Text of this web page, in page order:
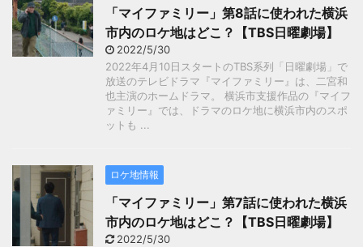
「マイファミリー」第8話に使われた横浜
市内のロケ地はどこ？【TBS日曜劇場】
2022/5/30
2022年4月10日スタートのTBS系列「日曜劇場」で
放送のテレビドラマ『マイファミリー』は、二宮和
也主演のホームドラマ。 横浜市支援作品の『マイフ
ァミリー』では、ドラマのロケ地に横浜市内のスポ
ットも ...
ロケ地情報
「マイファミリー」第7話に使われた横浜
市内のロケ地はどこ？【TBS日曜劇場】
2022/5/30